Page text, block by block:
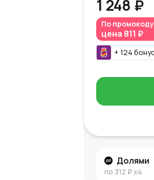
1 248 ₽
По промокоду
цена 811 ₽
+ 124
Долями
по 312 ₽x4